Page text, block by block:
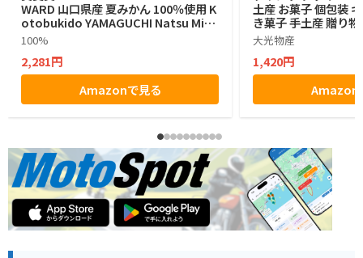
WARD 山口県産 夏みかん 100％使用 K
otobukido YAMAGUCHI Natsu Mika
n Langue De Chat やまぐち 夏みかん
ラングドシャ チョコレート菓子 １０枚
入り ラングドシャ
100%
2,281円
Amazonで見る
土産 お菓子 個包装
き菓子 手土産 贈り
元 お歳暮
大光物産
1,420円
Amazon